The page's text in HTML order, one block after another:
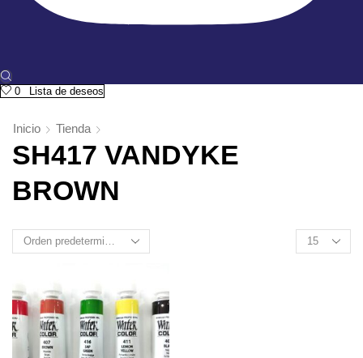
0 Lista de deseos
Inicio Tienda
SH417 VANDYKE
BROWN
Products
per